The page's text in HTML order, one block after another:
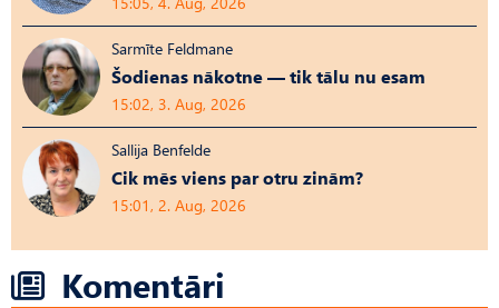
Sarmīte Feldmane
Šodienas nākotne — tik tālu nu esam
15:02, 3. Aug, 2026
Sallija Benfelde
Cik mēs viens par otru zinām?
15:01, 2. Aug, 2026
Komentāri